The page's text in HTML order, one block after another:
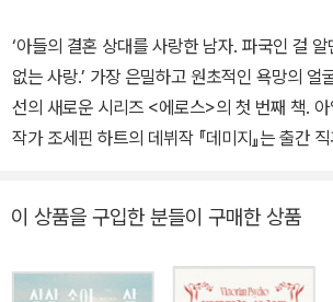
‘아들의 결혼 상대를 사랑한 남자. 파국인 걸
없는 사랑.’ 가장 은밀하고 원초적인 욕망의 얼
선의 새로운 시리즈 <에로스>의 첫 번째 책.
작가 조세핀 하트의 데뷔작 『데미지』는 출간
화제를 모았다. 영화 <데미지>는 예비 며느리
적 소재가 논란이 되어 2년간 국내 수입이 금
이 직접 <데미지>가 지닌 예술적 가치를 어필
이 상품을 구입한 분들이 구매한 상품